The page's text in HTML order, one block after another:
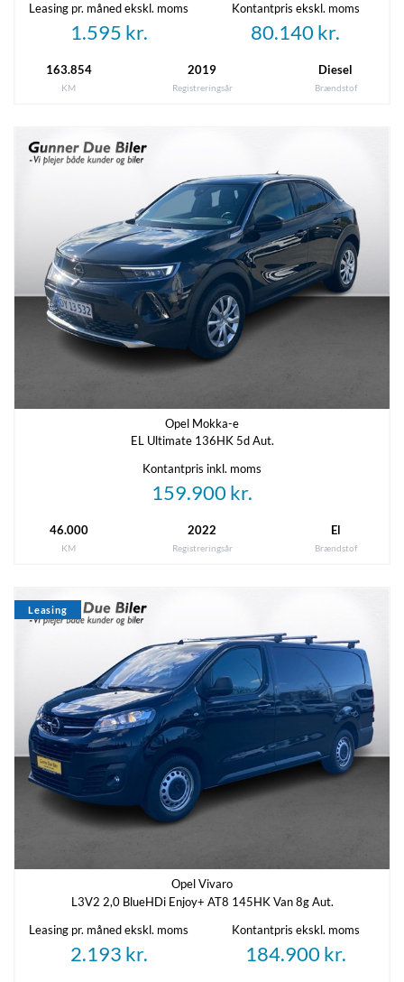
Indretning og type
5
Van
Rummelighed og mål
Køreklar vægt
1572 kg
Totalvægt
2400 kg
Antal sæder
2
Bredde
2,11 m
1,86 m 4,75 m
750 kg
-
Økonomi
KM/L (WLTP)
17,2
Grøn ejerafgift (årlig)
4.640 kr.
Leveringsomkostninger (inkl.)
4.620 kr.
Annoncedata
Referencenummer
Leasing pr. måned ekskl. moms
1.595 kr.
Kontantpris ekskl. moms
80.140 kr.
163.854
KM
2019
Registreringsår
Diesel
Brændstof
Opel Mokka-e
EL Ultimate 136HK 5d Aut.
Kontantpris inkl. moms
159.900 kr.
46.000
KM
2022
Registreringsår
El
Brændstof
Leasing
Opel Vivaro
L3V2 2,0 BlueHDi Enjoy+ AT8 145HK Van 8g Aut.
Leasing pr. måned ekskl. moms
2.193 kr.
Kontantpris ekskl. moms
184.900 kr.
Besked*